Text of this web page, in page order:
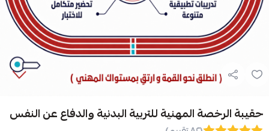
حقيبة الرخصة المهنية للتربية البدنية والدفاع عن النفس